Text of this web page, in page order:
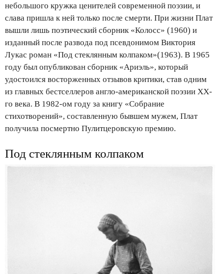
небольшого кружка ценителей современной поэзии, и
слава пришла к ней только после смерти. При жизни Плат
вышли лишь поэтический сборник «Колосс» (1960) и
изданный после развода под псевдонимом Виктория
Лукас роман «Под стеклянным колпаком»(1963). В 1965
году был опубликован сборник «Ариэль», который
удостоился восторженных отзывов критики, став одним
из главных бестселлеров англо-американской поэзии XX-
го века. В 1982-ом году за книгу «Собрание
стихотворений», составленную бывшем мужем, Плат
получила посмертно Пулитцеровскую премию.
Под стеклянным колпаком